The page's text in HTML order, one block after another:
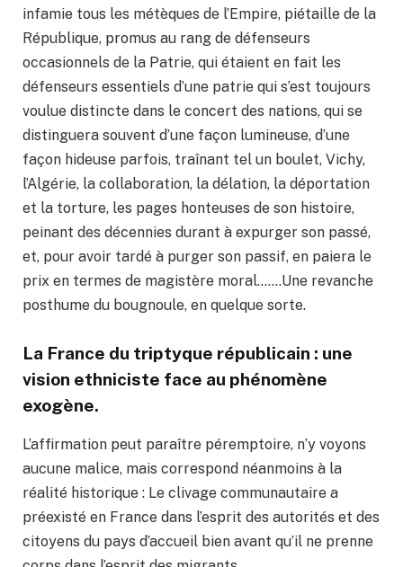
infamie tous les métèques de l’Empire, piétaille de la
République, promus au rang de défenseurs
occasionnels de la Patrie, qui étaient en fait les
défenseurs essentiels d’une patrie qui s’est toujours
voulue distincte dans le concert des nations, qui se
distinguera souvent d’une façon lumineuse, d’une
façon hideuse parfois, traînant tel un boulet, Vichy,
l’Algérie, la collaboration, la délation, la déportation
et la torture, les pages honteuses de son histoire,
peinant des décennies durant à expurger son passé,
et, pour avoir tardé à purger son passif, en paiera le
prix en termes de magistère moral…….Une revanche
posthume du bougnoule, en quelque sorte.
La France du triptyque républicain : une
vision ethniciste face au phénomène
exogène.
L’affirmation peut paraître péremptoire, n’y voyons
aucune malice, mais correspond néanmoins à la
réalité historique : Le clivage communautaire a
préexisté en France dans l’esprit des autorités et des
citoyens du pays d’accueil bien avant qu’il ne prenne